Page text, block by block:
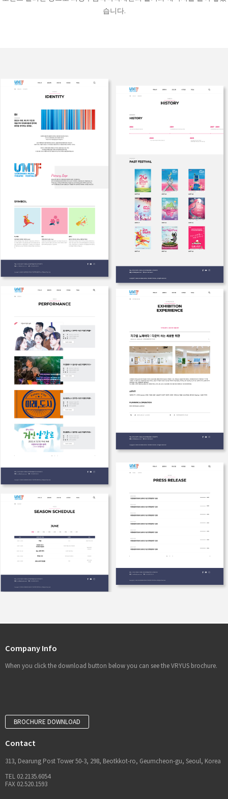
습니다.
Company Info
When you click the download button below you can see the VRYUS brochure.
BROCHURE DOWNLOAD
Contact
313, Dearung Post Tower 50-3, 298, Beotkkot-ro, Geumcheon-gu, Seoul, Korea
TEL 02.2135.6054
FAX 02.520.1593